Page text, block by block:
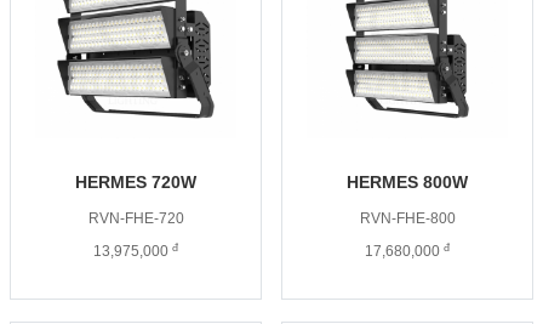
HERMES 720W
RVN-FHE-720
13,975,000 đ
HERMES 800W
RVN-FHE-800
17,680,000 đ